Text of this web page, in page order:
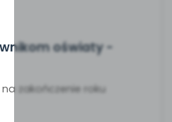
oświaty -
zakończenie roku